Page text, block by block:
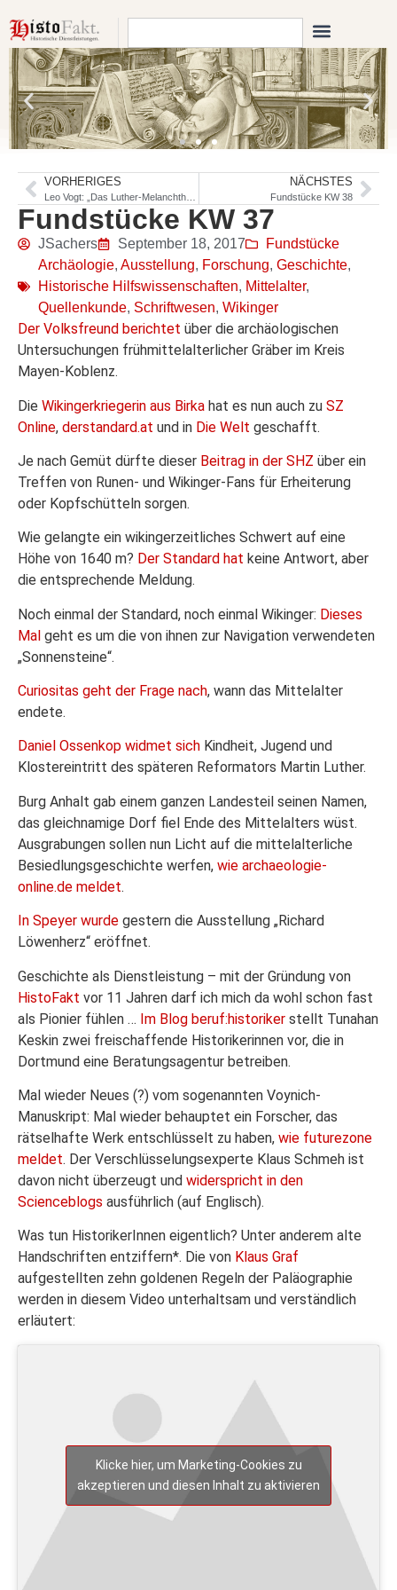
VORHERIGES NÄCHSTES
Fundstücke KW 38
Fundstücke KW 37
JSachers September 18, 2017
Fundstücke
Archäologie, Ausstellung, Forschung, Geschichte,
Historische Hilfswissenschaften, Mittelalter,
Quellenkunde, Schriftwesen, Wikinger
Der Volksfreund berichtet über die archäologischen
Untersuchungen frühmittelalterlicher Gräber im Kreis
Mayen-Koblenz.
Die Wikingerkriegerin aus Birka hat es nun auch zu SZ
Online, derstandard.at und in Die Welt geschafft.
Je nach Gemüt dürfte dieser Beitrag in der SHZ über ein
Treffen von Runen- und Wikinger-Fans für Erheiterung
oder Kopfschütteln sorgen.
Wie gelangte ein wikingerzeitliches Schwert auf eine
Höhe von 1640 m? Der Standard hat keine Antwort, aber
die entsprechende Meldung.
Noch einmal der Standard, noch einmal Wikinger: Dieses
Mal geht es um die von ihnen zur Navigation verwendeten
„Sonnensteine“.
Curiositas geht der Frage nach, wann das Mittelalter
endete.
Daniel Ossenkop widmet sich Kindheit, Jugend und
Klostereintritt des späteren Reformators Martin Luther.
Burg Anhalt gab einem ganzen Landesteil seinen Namen,
das gleichnamige Dorf fiel Ende des Mittelalters wüst.
Ausgrabungen sollen nun Licht auf die mittelalterliche
Besiedlungsgeschichte werfen, wie archaeologie-
online.de meldet.
In Speyer wurde gestern die Ausstellung „Richard
Löwenherz“ eröffnet.
Geschichte als Dienstleistung – mit der Gründung von
HistoFakt vor 11 Jahren darf ich mich da wohl schon fast
als Pionier fühlen … Im Blog beruf:historiker stellt Tunahan
Keskin zwei freischaffende Historikerinnen vor, die in
Dortmund eine Beratungsagentur betreiben.
Mal wieder Neues (?) vom sogenannten Voynich-
Manuskript: Mal wieder behauptet ein Forscher, das
rätselhafte Werk entschlüsselt zu haben, wie futurezone
meldet. Der Verschlüsselungsexperte Klaus Schmeh ist
davon nicht überzeugt und widerspricht in den
Scienceblogs ausführlich (auf Englisch).
Was tun HistorikerInnen eigentlich? Unter anderem alte
Handschriften entziffern*. Die von Klaus Graf
aufgestellten zehn goldenen Regeln der Paläographie
werden in diesem Video unterhaltsam und verständlich
erläutert:
Klicke hier, um Marketing-Cookies zu
akzeptieren und diesen Inhalt zu aktivieren